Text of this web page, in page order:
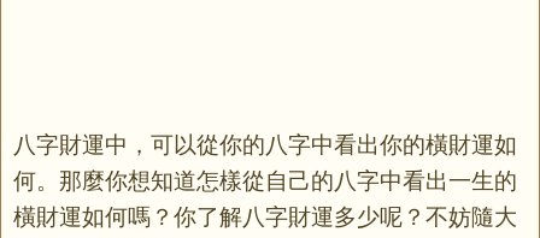
八字財運中，可以從你的八字中看出你的橫財運如
何。那麼你想知道怎樣從自己的八字中看出一生的
橫財運如何嗎？你了解八字財運多少呢？不妨隨大